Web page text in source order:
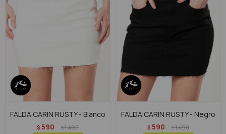
FALDA CARIN RUSTY - Blanco
$ 590 $1.490
FALDA CARIN RUSTY - Negro
$ 590 $1.490